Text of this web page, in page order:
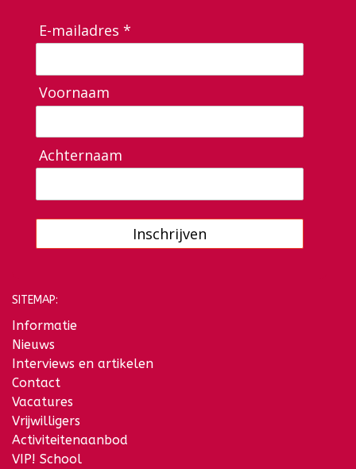
E-mailadres *
Voornaam
Achternaam
Inschrijven
SITEMAP:
Informatie
Nieuws
Interviews en artikelen
Contact
Vacatures
Vrijwilligers
Activiteitenaanbod
VIP! School